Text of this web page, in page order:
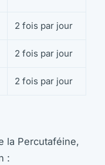
2 fois par jour
2 fois par jour
2 fois par jour
la Percutaféine,
: